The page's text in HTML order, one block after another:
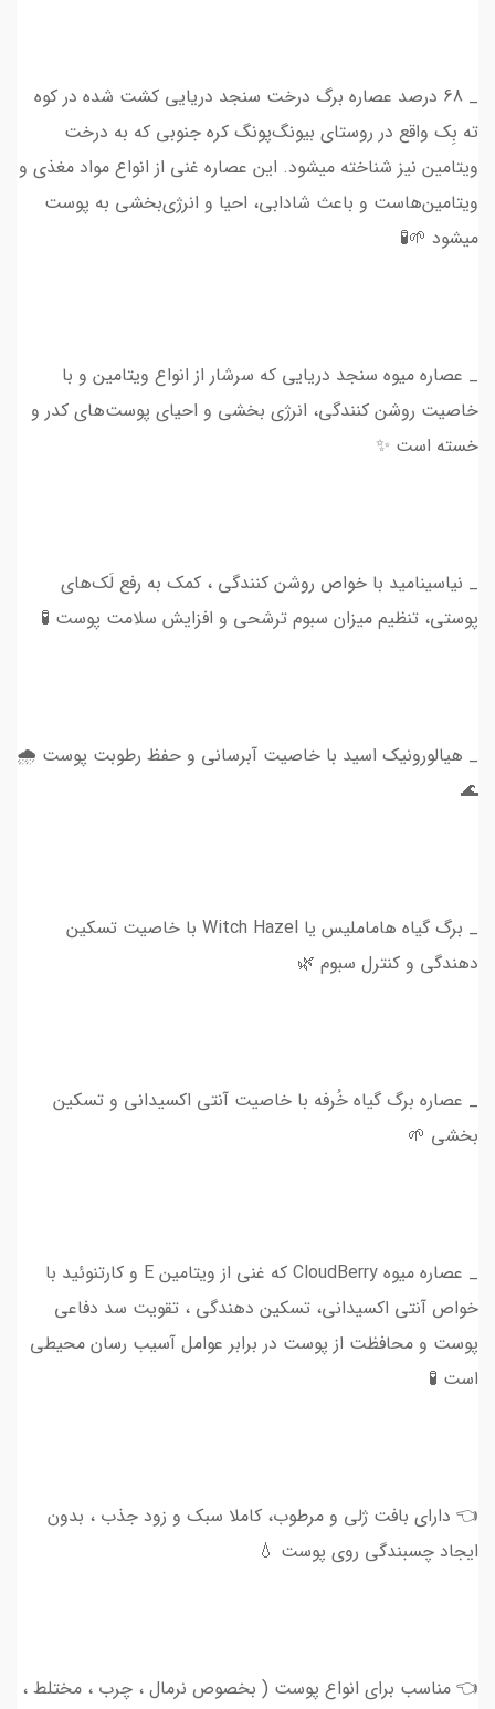
_ 68 درصد عصاره برگ درخت سنجد دریایی کشت شده در کوه
ته بِک واقع در روستای بیونگ‌پونگ کره جنوبی که به درخت
ویتامین نیز شناخته میشود. این عصاره غنی از انواع مواد مغذی و
ویتامین‌هاست و باعث شادابی، احیا و انرژی‌بخشی به پوست
میشود 🌱🧪
_ عصاره میوه سنجد دریایی که سرشار از انواع ویتامین و با
خاصیت روشن کنندگی، انرژی بخشی و احیای پوست‌های کدر و
خسته است ✨
_ نیاسینامید با خواص روشن کنندگی ، کمک به رفع لَک‌های
پوستی، تنظیم میزان سبوم ترشحی و افزایش سلامت پوست 🧪
_ هیالورونیک اسید با خاصیت آبرسانی و حفظ رطوبت پوست 🌧
🌊
_ برگ گیاه هاماملیس یا Witch Hazel با خاصیت تسکین
دهندگی و کنترل سبوم 🌿
_ عصاره برگ گیاه خُرفه با خاصیت آنتی‌ اکسیدانی و تسکین
بخشی 🌱
_ عصاره میوه CloudBerry که غنی از ویتامین E و کارتنوئید با
خواص آنتی اکسیدانی، تسکین دهندگی ، تقویت سد دفاعی
پوست و محافظت از پوست در برابر عوامل آسیب رسان محیطی
است 🧪
👈 دارای بافت ژلی و مرطوب، کاملا سبک و زود جذب ، بدون
ایجاد چسبندگی روی پوست 💧
👈 مناسب برای انواع پوست ( بخصوص نرمال ، چرب ، مختلط ،